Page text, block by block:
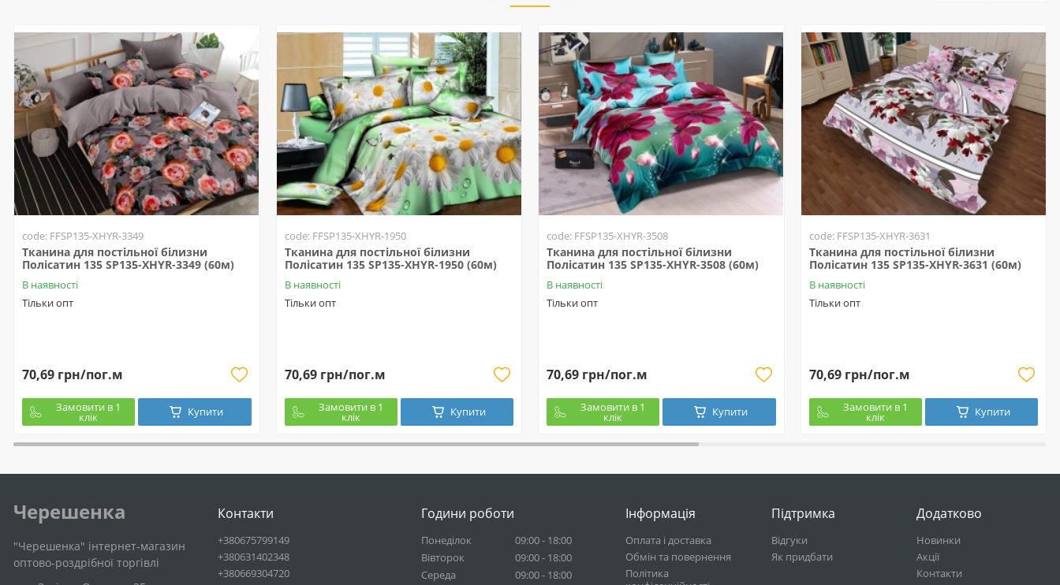
code: FFSP135-XHYR-3349
Тканина для постільної білизни
Полісатин 135 SP135-XHYR-3349 (60м)
В наявності
Тільки опт
70,69 грн/пог.м
Замовити в 1
клік Купити
code: FFSP135-XHYR-1950
Тканина для постільної білизни
Полісатин 135 SP135-XHYR-1950 (60м)
В наявності
Тільки опт
70,69 грн/пог.м
Замовити в 1
клік Купити
code: FFSP135-XHYR-3508
Тканина для постільної білизни
Полісатин 135 SP135-XHYR-3508 (60м)
В наявності
Тільки опт
70,69 грн/пог.м
Замовити в 1
клік Купити
code: FFSP135-XHYR-3631
Тканина для постільної білизни
Полісатин 135 SP135-XHYR-3631 (60м)
В наявності
Тільки опт
70,69 грн/пог.м
Замовити в 1
клік Купити
Черешенка
"Черешенка" інтернет-магазин
оптово-роздрібної торгівлі
Контакти
+380675799149
+380631402348
+380669304720
Години роботи
Понеділок
09:00 - 18:00
Вівторок
09:00 - 18:00
Середа
09:00 - 18:00
Інформація
Оплата і доставка
Обмін та повернення
Політика
Підтримка
Відгуки
Як придбати
Додатково
Новинки
Акції
Контакти